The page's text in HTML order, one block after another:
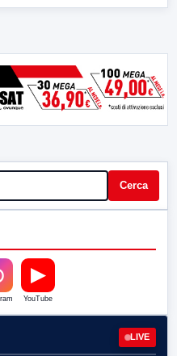
Cerca
▶
YouTube
LIVE